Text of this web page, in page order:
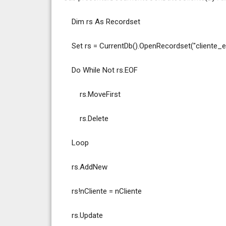
Dim rs As Recordset
Set rs =
Do While Not rs.EOF
rs.MoveFirst
rs.Delete
Loop
rs.AddNew
rs!nCliente = nCliente
rs.Update